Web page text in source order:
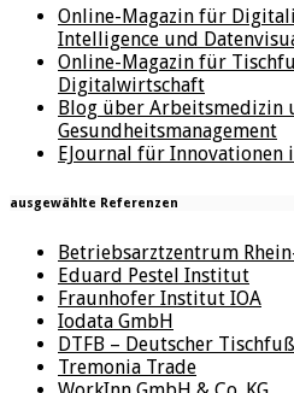
Online-Magazin für
Intelligence und
Online-Magazin für
Digitalwirtschaft
Blog über Arbeitsmedizin
Gesundheitsmanagement
EJournal für
ausgewählte Referenzen
Betriebsarztzentrum
Eduard Pestel Institut
Fraunhofer Institut IOA
Iodata GmbH
DTFB – Deutscher
Tremonia Trade